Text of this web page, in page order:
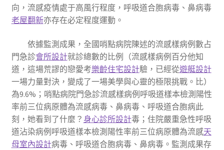
向，流感疫情處于高風行程度，呼吸道合胞病毒、鼻病毒
老屋翻新亦存在必定程度運動。
依據監測成果，全國哨點病院陳述的流感樣病例數占
門急診會所設計就診總數的比例（流感樣病例百分他知
道，這場荒謬的戀愛考樂齡住宅設計驗，已經從遊艇設計
一場力量對決，變成了一場美學與心靈的極限挑戰。比）
為9.6%；哨點病院門急診流感樣病例呼吸道樣本檢測陽性
率前三位病原體為流感病毒、鼻病毒、呼吸道合胞病此
刻，她看到了什麼？ 身心診所設計毒；住院嚴重急性呼吸
道沾染病例呼吸道樣本檢測陽性率前三位病原體為流感天
母室內設計病毒、呼吸道合胞病毒、鼻病毒。監測成果存